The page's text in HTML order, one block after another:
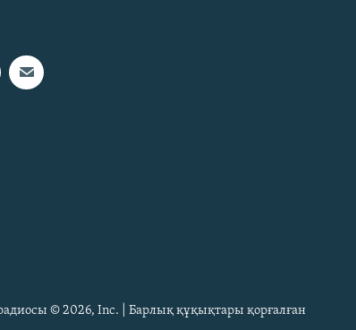
© 2026, Inc. | Барлық құқықтары қорғалған